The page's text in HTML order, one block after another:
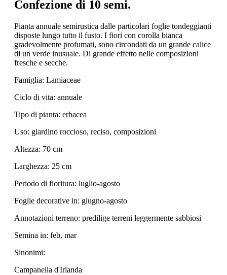
Confezione di 10 semi.
Pianta annuale semirustica dalle particolari foglie tondeggianti
disposte lungo tutto il fusto. I fiori con corolla bianca
gradevolmente profumati, sono circondati da un grande calice
di un verde inusuale. Di grande effetto nelle composizioni
fresche e secche.
Famiglia: Lamiaceae
Ciclo di vita: annuale
Tipo di pianta: erbacea
Uso: giardino roccioso, reciso, composizioni
Altezza: 70 cm
Larghezza: 25 cm
Periodo di fioritura: luglio-agosto
Foglie decorative in: giugno-agosto
Annotazioni terreno: predilige terreni leggermente sabbiosi
Semina in: feb, mar
Sinonimi:
Campanella d'Irlanda